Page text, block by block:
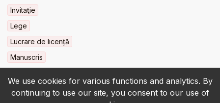
We use cookies for various functions and analytics. By
continuing to use our site, you consent to our use of
Invitaţie
Lege
Lucrare de licență
Manuscris